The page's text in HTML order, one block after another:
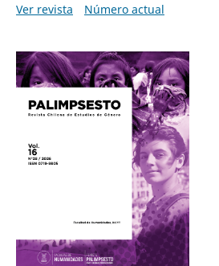
Ver revista
Número actual